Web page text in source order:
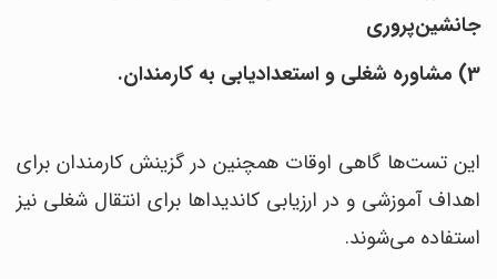
جانشین‌پروری
3) مشاوره شغلی و استعدادیابی به کارمندان.
این تست‌ها گاهی اوقات هم‎چنین در گزینش کارمندان برای
اهداف آموزشی و در ارزیابی کاندیداها برای انتقال شغلی نیز
استفاده می‌شوند.